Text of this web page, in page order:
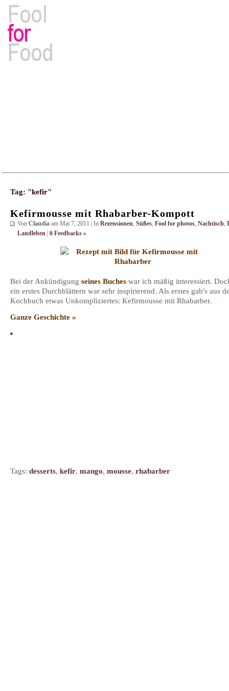
Tag: "kefir"
Kefirmousse mit Rhabarber-Kompott
Von Claudia am Mai 7, 2011 | In Rezensionen, Süßes, Fool for photos, Nachtisch,
Landleben 6 Feedbacks »
Bei der Ankündigung seines Buches war ich mäßig interessiert.
ein erstes Durchblättern war sehr inspirierend. Als erstes gab's aus
Kochbuch etwas Unkompliziertes: Kefirmousse mit Rhabarber.
Ganze Geschichte »
Tags: desserts, kefir, mango, mousse, rhabarber